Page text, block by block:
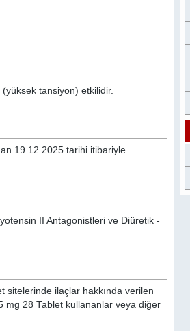
tansiyon) etkilidir.
19.12.2025 tarihi itibariyle
II Antagonistleri ve Diüretik -
sitelerinde ilaçlar hakkında verilen
mg 28 Tablet kullananlar veya diğer